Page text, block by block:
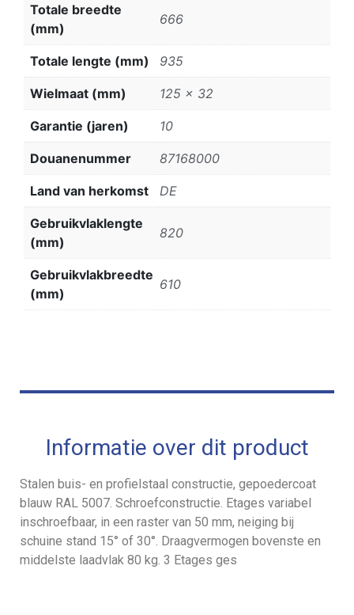
Totale breedte
(mm)
666
Totale lengte (mm) 935
Wielmaat (mm) 125 x 32
Garantie (jaren) 10
Douanenummer 87168000
Land van herkomst DE
Gebruikvlaklengte
(mm)
820
Gebruikvlakbreedte
(mm)
610
Informatie over dit product
Stalen buis- en profielstaal constructie, gepoedercoat
blauw RAL 5007. Schroefconstructie. Etages variabel
inschroefbaar, in een raster van 50 mm, neiging bij
schuine stand 15° of 30°. Draagvermogen bovenste en
middelste laadvlak 80 kg. 3 Etages ges